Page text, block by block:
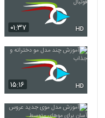
۰۱:۳۷ HD
۱۵:۱۶ HD